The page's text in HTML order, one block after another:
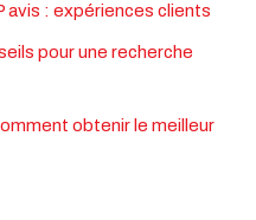
avis : expériences clients
pour une recherche
obtenir le meilleur